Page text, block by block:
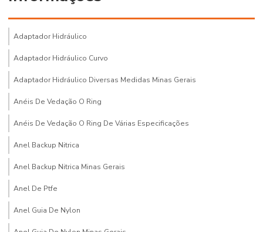
Adaptador Hidráulico
Adaptador Hidráulico Curvo
Adaptador Hidráulico Diversas Medidas Minas Gerais
Anéis De Vedação O Ring
Anéis De Vedação O Ring De Várias Especificações
Anel Backup Nitrica
Anel Backup Nitrica Minas Gerais
Anel De Ptfe
Anel Guia De Nylon